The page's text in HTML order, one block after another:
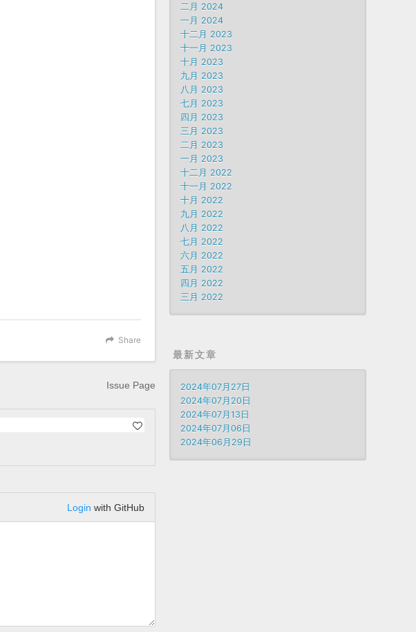
Share
Issue Page
Login with GitHub
二月 2024
一月 2024
十二月 2023
十一月 2023
十月 2023
九月 2023
八月 2023
七月 2023
四月 2023
三月 2023
二月 2023
一月 2023
十二月 2022
十一月 2022
十月 2022
九月 2022
八月 2022
七月 2022
六月 2022
五月 2022
四月 2022
三月 2022
最新文章
2024年07月27日
2024年07月20日
2024年07月13日
2024年07月06日
2024年06月29日